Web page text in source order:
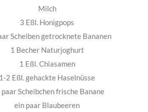
Milch
3 Eßl. Honigpops
Scheiben getrocknete Bananen
1 Becher Naturjoghurt
1 Eßl. Chiasamen
1-2 Eßl. gehackte Haselnüsse
Scheibchen frische Banane
ein paar Blaubeeren